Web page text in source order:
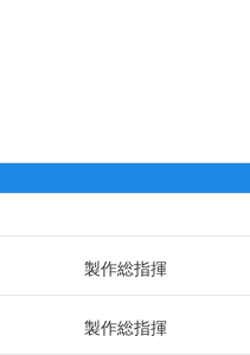
製作総指揮
製作総指揮